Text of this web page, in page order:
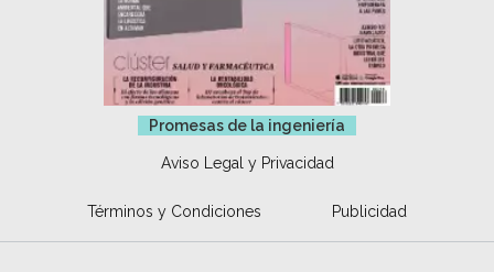
Promesas de la ingeniería
Aviso Legal y Privacidad
Términos y Condiciones Publicidad